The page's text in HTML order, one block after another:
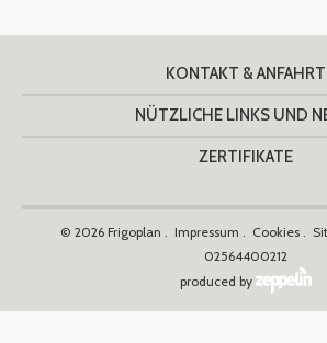
KONTAKT & ANFAHRT
NÜTZLICHE LINKS UND
ZERTIFIKATE
© 2026 Frigoplan Impressum . Cookies .
02564400212
produced by